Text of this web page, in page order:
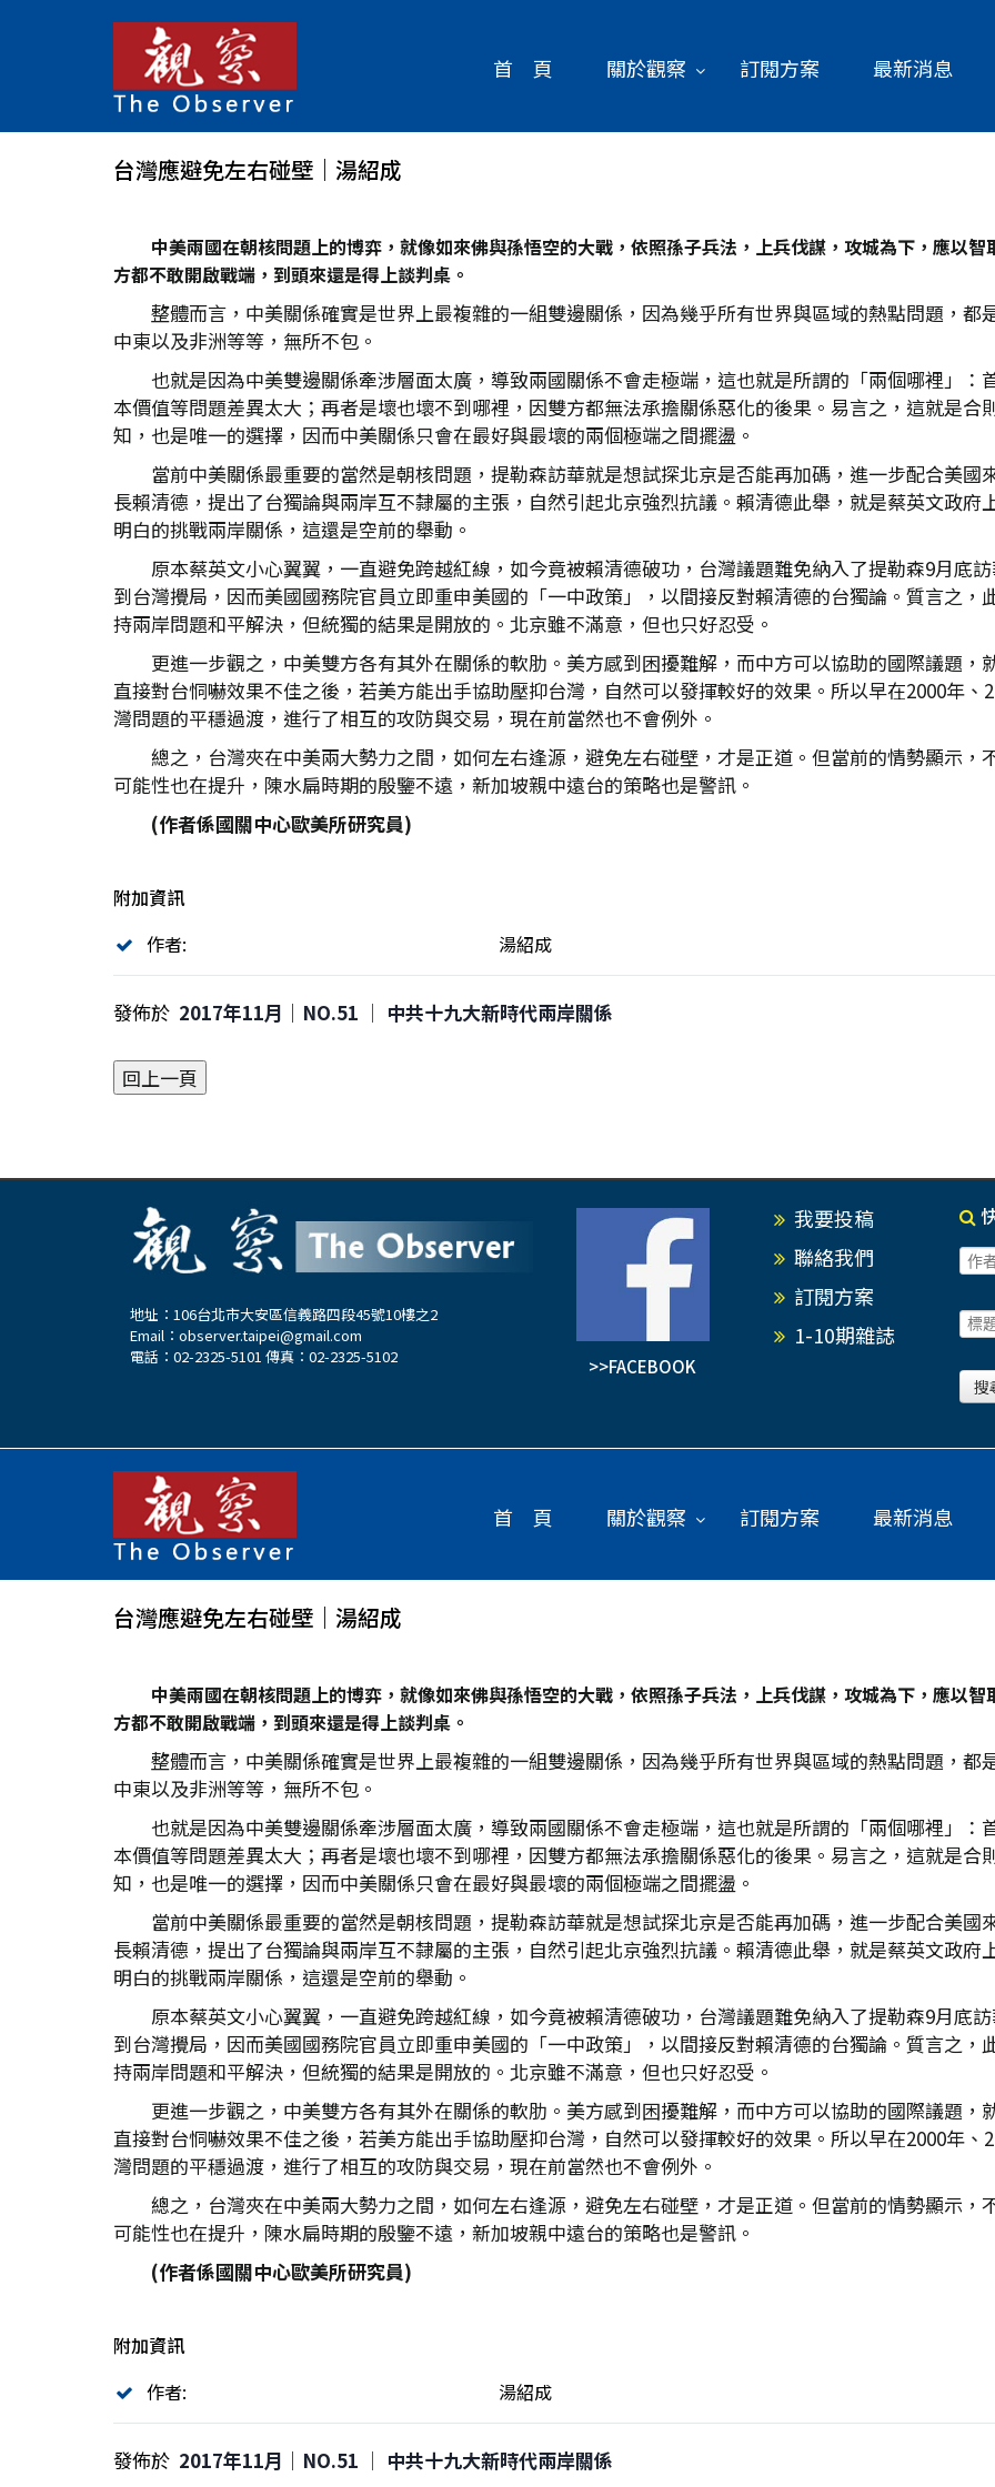
首 頁 關於觀察 訂閱方案 最新消息
台灣應避免左右碰壁｜湯紹成
中美兩國在朝核問題上的博弈，就像如來佛與孫悟空的大戰，依照孫子兵法，上兵伐謀，攻城為下，應以
方都不敢開啟戰端，到頭來還是得上談判桌。
整體而言，中美關係確實是世界上最複雜的一組雙邊關係，因為幾乎所有世界與區域的熱點問題，
中東以及非洲等等，無所不包。
也就是因為中美雙邊關係牽涉層面太廣，導致兩國關係不會走極端，這也就是所謂的「兩個哪裡」
本價值等問題差異太大；再者是壞也壞不到哪裡，因雙方都無法承擔關係惡化的後果。易言之，這就是
知，也是唯一的選擇，因而中美關係只會在最好與最壞的兩個極端之間擺盪。
當前中美關係最重要的當然是朝核問題，提勒森訪華就是想試探北京是否能再加碼，進一步配合美
長賴清德，提出了台獨論與兩岸互不隸屬的主張，自然引起北京強烈抗議。賴清德此舉，就是蔡英文政
明白的挑戰兩岸關係，這還是空前的舉動。
原本蔡英文小心翼翼，一直避免跨越紅線，如今竟被賴清德破功，台灣議題難免納入了提勒森9月底
到台灣攪局，因而美國國務院官員立即重申美國的「一中政策」，以間接反對賴清德的台獨論。質言之
持兩岸問題和平解決，但統獨的結果是開放的。北京雖不滿意，但也只好忍受。
更進一步觀之，中美雙方各有其外在關係的軟肋。美方感到困擾難解，而中方可以協助的國際議題，
直接對台恫嚇效果不佳之後，若美方能出手協助壓抑台灣，自然可以發揮較好的效果。所以早在2000年、
灣問題的平穩過渡，進行了相互的攻防與交易，現在前當然也不會例外。
總之，台灣夾在中美兩大勢力之間，如何左右逢源，避免左右碰壁，才是正道。但當前的情勢顯示
可能性也在提升，陳水扁時期的殷鑒不遠，新加坡親中遠台的策略也是警訊。
(作者係國關中心歐美所研究員)
附加資訊
作者:
湯紹成
發佈於 2017年11月｜NO.51 │ 中共十九大新時代兩岸關係
地址：106台北市大安區信義路四段45號10樓之2
Email： observer.taipei@gmail.com
電話：02-2325-5101 傳真：02-2325-5102
>>FACEBOOK
我要投稿
聯絡我們
訂閱方案
1-10期雜誌
首 頁 關於觀察 訂閱方案 最新消息
台灣應避免左右碰壁｜湯紹成
中美兩國在朝核問題上的博弈，就像如來佛與孫悟空的大戰，依照孫子兵法，上兵伐謀，攻城為下，應以
方都不敢開啟戰端，到頭來還是得上談判桌。
整體而言，中美關係確實是世界上最複雜的一組雙邊關係，因為幾乎所有世界與區域的熱點問題，
中東以及非洲等等，無所不包。
也就是因為中美雙邊關係牽涉層面太廣，導致兩國關係不會走極端，這也就是所謂的「兩個哪裡」
本價值等問題差異太大；再者是壞也壞不到哪裡，因雙方都無法承擔關係惡化的後果。易言之，這就是
知，也是唯一的選擇，因而中美關係只會在最好與最壞的兩個極端之間擺盪。
當前中美關係最重要的當然是朝核問題，提勒森訪華就是想試探北京是否能再加碼，進一步配合美
長賴清德，提出了台獨論與兩岸互不隸屬的主張，自然引起北京強烈抗議。賴清德此舉，就是蔡英文政
明白的挑戰兩岸關係，這還是空前的舉動。
原本蔡英文小心翼翼，一直避免跨越紅線，如今竟被賴清德破功，台灣議題難免納入了提勒森9月底
到台灣攪局，因而美國國務院官員立即重申美國的「一中政策」，以間接反對賴清德的台獨論。質言之
持兩岸問題和平解決，但統獨的結果是開放的。北京雖不滿意，但也只好忍受。
更進一步觀之，中美雙方各有其外在關係的軟肋。美方感到困擾難解，而中方可以協助的國際議題，
直接對台恫嚇效果不佳之後，若美方能出手協助壓抑台灣，自然可以發揮較好的效果。所以早在2000年、
灣問題的平穩過渡，進行了相互的攻防與交易，現在前當然也不會例外。
總之，台灣夾在中美兩大勢力之間，如何左右逢源，避免左右碰壁，才是正道。但當前的情勢顯示
可能性也在提升，陳水扁時期的殷鑒不遠，新加坡親中遠台的策略也是警訊。
(作者係國關中心歐美所研究員)
附加資訊
作者:
湯紹成
發佈於 2017年11月｜NO.51 │ 中共十九大新時代兩岸關係